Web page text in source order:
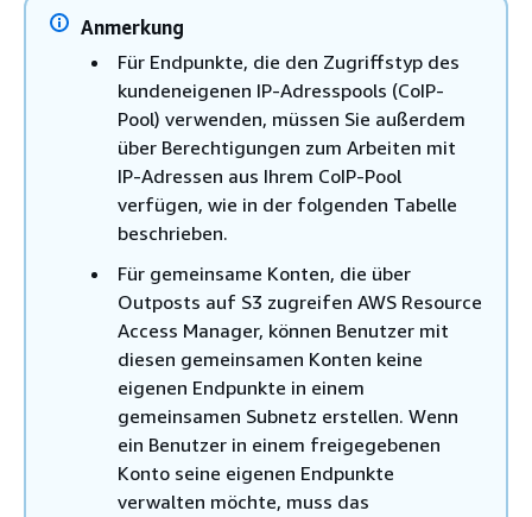
Anmerkung
Für Endpunkte, die den Zugriffstyp des
kundeneigenen IP-Adresspools (CoIP-
Pool) verwenden, müssen Sie außerdem
über Berechtigungen zum Arbeiten mit
IP-Adressen aus Ihrem CoIP-Pool
verfügen, wie in der folgenden Tabelle
beschrieben.
Für gemeinsame Konten, die über
Outposts auf S3 zugreifen AWS Resource
Access Manager, können Benutzer mit
diesen gemeinsamen Konten keine
eigenen Endpunkte in einem
gemeinsamen Subnetz erstellen. Wenn
ein Benutzer in einem freigegebenen
Konto seine eigenen Endpunkte
verwalten möchte, muss das